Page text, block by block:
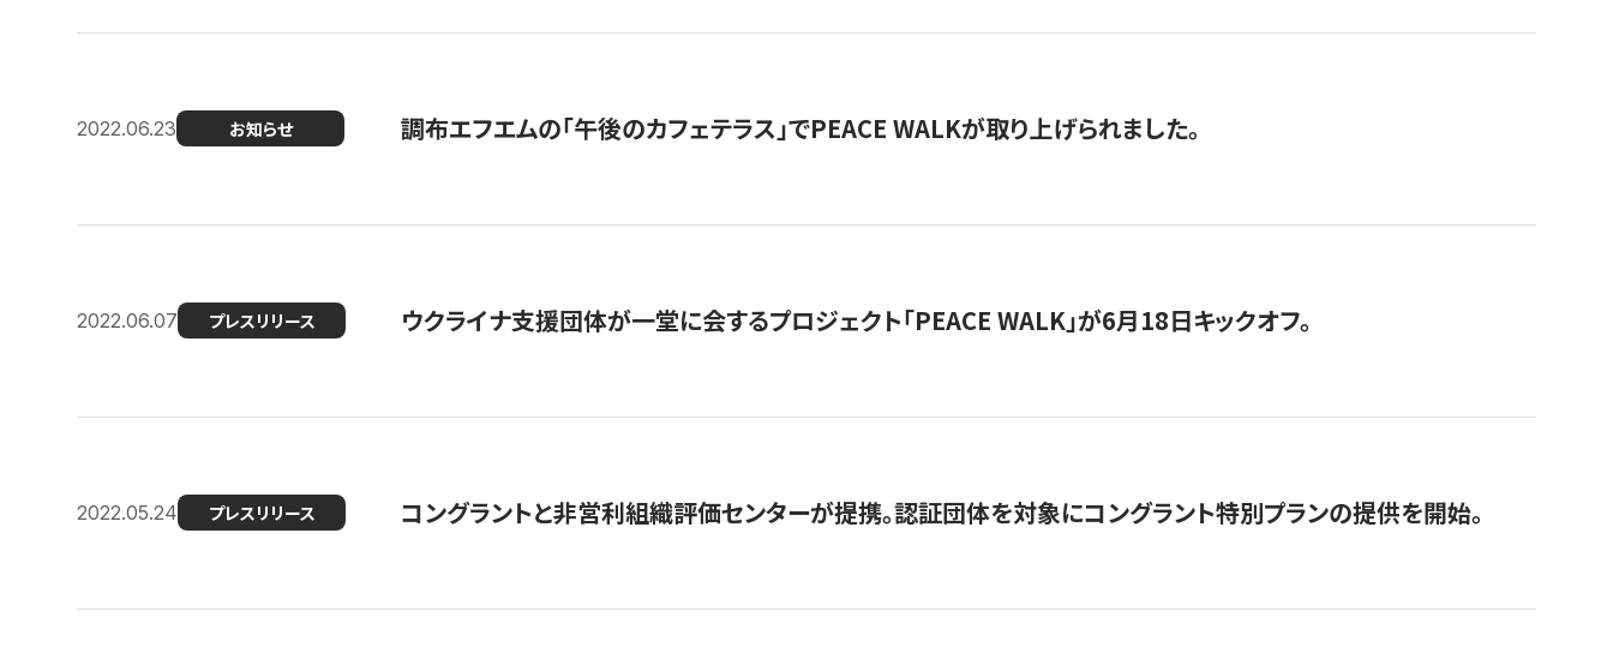
2022.06.23 お知らせ 調布エフエムの「午後のカフェテラス」でPEACE WALKが取り上げられました。
2022.06.07 プレスリリース ウクライナ支援団体が一堂に会するプロジェクト「PEACE WALK」が6月18日キックオフ。
2022.05.24 プレスリリース コングラントと非営利組織評価センターが提携。認証団体を対象にコングラント特別プランの提供を開始。